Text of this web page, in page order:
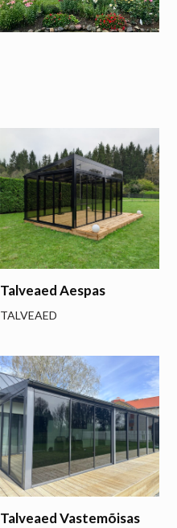
Talveaed Aespas
TALVEAED
Talveaed Vastemõisas